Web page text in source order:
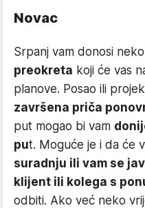
Novac
Srpanj vam donosi
preokreta koji će vas
planove. Posao ili
završena priča
put mogao bi vam
put. Moguće je i da će
suradnju ili vam se
klijent ili kolega s
odbiti. Ako već neko